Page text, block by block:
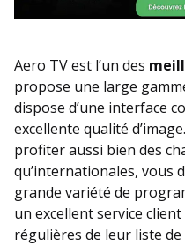
Aero TV est l’un des
propose une large
dispose d’une interface
excellente qualité
profiter aussi bien des
qu’internationales, vous
grande variété de
un excellent service
régulières de leur liste de